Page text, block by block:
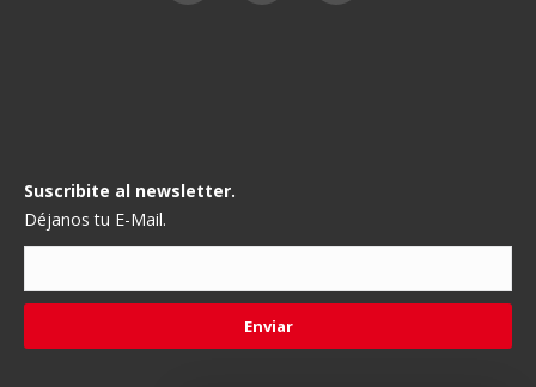
Suscribite al newsletter.
Déjanos tu E-Mail.